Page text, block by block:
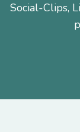
Social-Clips,